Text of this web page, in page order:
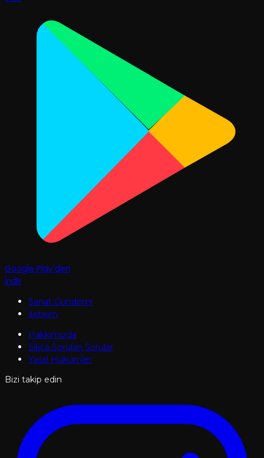
Google Play'den
İndir
Sanat Gündemi
İletişim
Hakkımızda
Sıkça Sorulan Sorular
Yasal Hükümler
Bizi takip edin